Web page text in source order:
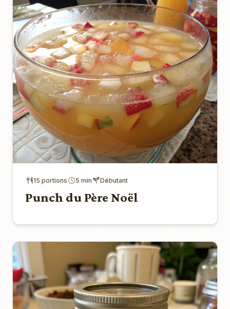
15 portions 5 min Débutant
Punch du Père Noël